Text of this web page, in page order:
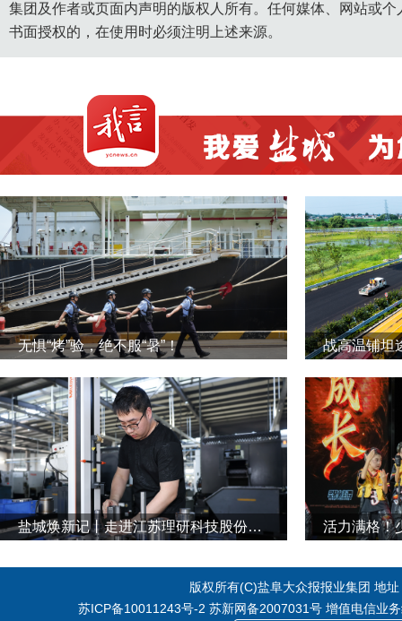
集团及作者或页面内声明的版权人所有。任何媒体、网站或
书面授权的，在使用时必须注明上述来源。
无惧“烤”验，绝不服“暑”！ 战高温铺坦
盐城焕新记丨走进江苏理研科技股份有限公司 活力满格！
版权所有(C)盐阜大众报报业集团 地
苏ICP备10011243号-2 苏新网备2007031号 增值电信业